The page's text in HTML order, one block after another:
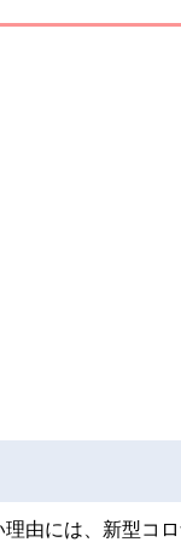
由には、新型コ